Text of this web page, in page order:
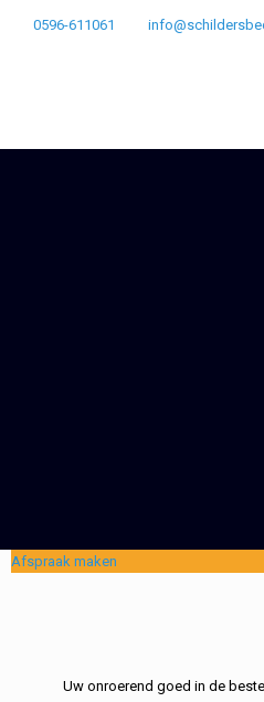
0596-611061
Afspraak maken
Uw onroerend goed in de